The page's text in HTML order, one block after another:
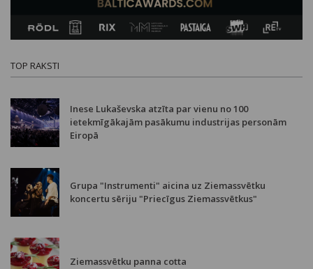
TOP RAKSTI
Inese Lukaševska atzīta par vienu no 100
ietekmīgākajām pasākumu industrijas personām
Eiropā
Grupa "Instrumenti" aicina uz Ziemassvētku
koncertu sēriju "Priecīgus Ziemassvētkus"
Ziemassvētku panna cotta